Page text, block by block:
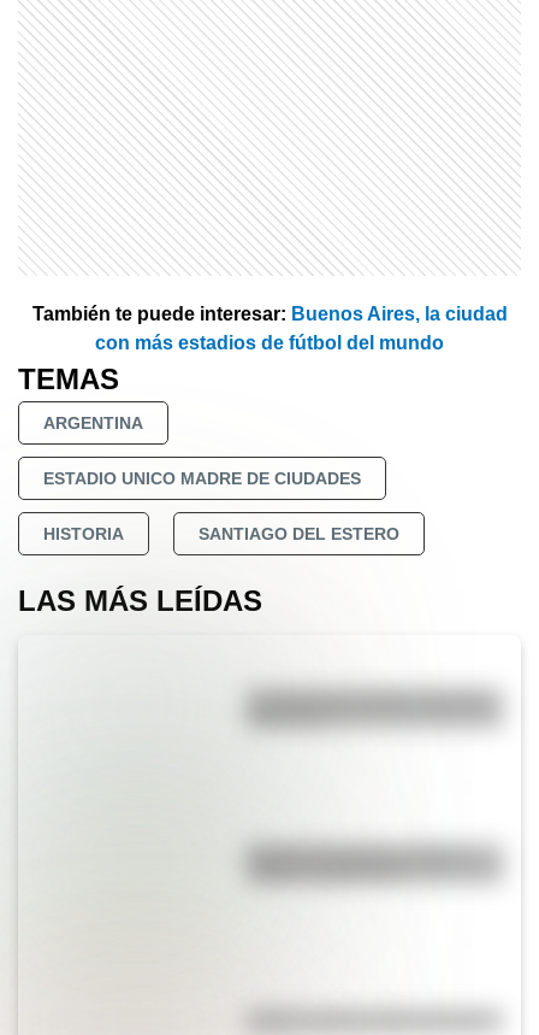
También te puede interesar: Buenos Aires, la ciudad
con más estadios de fútbol del mundo
TEMAS
ARGENTINA
ESTADIO UNICO MADRE DE CIUDADES
HISTORIA SANTIAGO DEL ESTERO
LAS MÁS LEÍDAS
Bandera de Bolivia: historia,
origen y significado